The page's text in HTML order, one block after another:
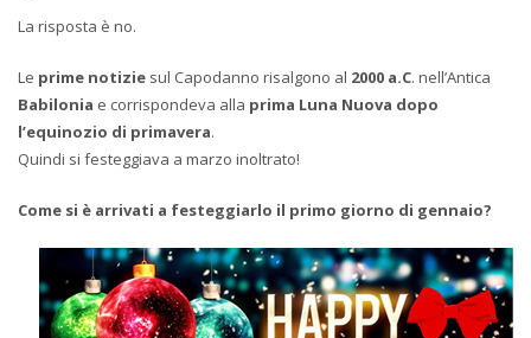
La risposta è no.
Le prime notizie sul Capodanno risalgono al 2000 a.C. nell’Antica
Babilonia e corrispondeva alla prima Luna Nuova dopo
l’equinozio di primavera.
Quindi si festeggiava a marzo inoltrato!
Come si è arrivati a festeggiarlo il primo giorno di gennaio?